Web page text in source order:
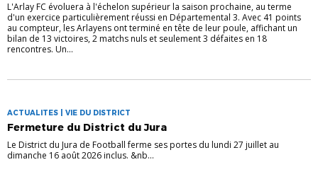
L'Arlay FC évoluera à l'échelon supérieur la saison prochaine, au terme
d'un exercice particulièrement réussi en Départemental 3. Avec 41 points
au compteur, les Arlayens ont terminé en tête de leur poule, affichant un
bilan de 13 victoires, 2 matchs nuls et seulement 3 défaites en 18
rencontres. Un...
ACTUALITES | VIE DU DISTRICT
Fermeture du District du Jura
Le District du Jura de Football ferme ses portes du lundi 27 juillet au
dimanche 16 août 2026 inclus. &nb...